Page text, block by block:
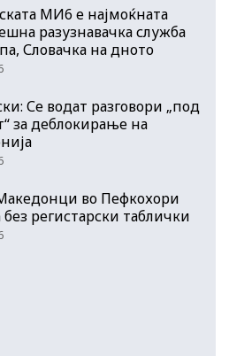
МИ6 е најмоќната
разузнавачка служба
Словачка на дното
Се водат разговори „под
за деблокирање на
во Пефкохори
без регистарски таблички